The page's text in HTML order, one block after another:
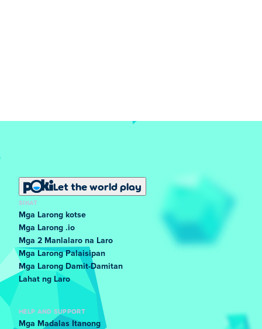
Let the world play
SIKAT
Mga Larong kotse
Mga Larong .io
Mga 2 Manlalaro na Laro
Mga Larong Palaisipan
Mga Larong Damit-Damitan
Lahat ng Laro
HELP AND SUPPORT
Mga Madalas Itanong